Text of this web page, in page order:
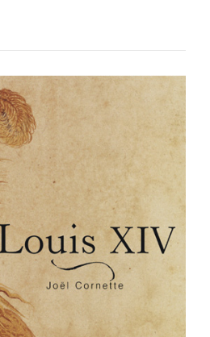
dans un nouvel onglet)